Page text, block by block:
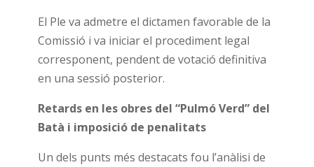
El Ple va admetre el dictamen favorable de la
Comissió i va iniciar el procediment legal
corresponent, pendent de votació definitiva
en una sessió posterior.
Retards en les obres del “Pulmó Verd” del
Batà i imposició de penalitats
Un dels punts més destacats fou l’anàlisi de